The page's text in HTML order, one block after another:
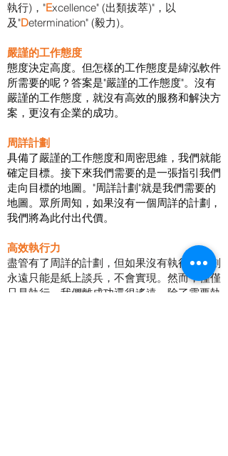
執行)，"Excellence" (出類拔萃)"，以
及"Determination" (毅力)。
嚴謹的工作態度
態度決定高度。但怎樣的工作態度是緯泓軟件
所需要的呢？答案是"嚴謹的工作態度"。沒有
嚴謹的工作態度，就沒有高效的服務和解決方
案，更沒有企業的成功。
周詳計劃
具備了嚴謹的工作態度和周密思維，我們就能
確定目標。接下來我們需要的是一張指引我們
走向目標的地圖。"周詳計劃"就是我們需要的
地圖。眾所周知，如果沒有一個周詳的計劃，
我們將為此付出代價。
高效執行力
盡管有了周詳的計劃，但如果沒有執行，計劃
永遠只能是紙上談兵，不會實現。然而，僅僅
只是執行，我們離成功還很遙遠。除了需要執